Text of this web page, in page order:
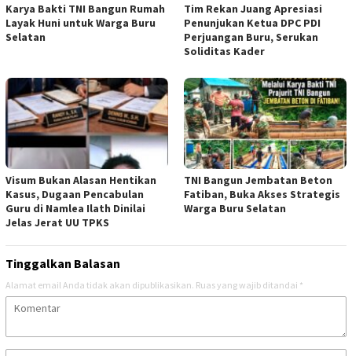
Karya Bakti TNI Bangun Rumah
Layak Huni untuk Warga Buru
Selatan
Tim Rekan Juang Apresiasi
Penunjukan Ketua DPC PDI
Perjuangan Buru, Serukan
Soliditas Kader
Visum Bukan Alasan Hentikan
Kasus, Dugaan Pencabulan
Guru di Namlea Ilath Dinilai
Jelas Jerat UU TPKS
TNI Bangun Jembatan Beton
Fatiban, Buka Akses Strategis
Warga Buru Selatan
Tinggalkan Balasan
Alamat email Anda tidak akan dipublikasikan. Ruas yang wajib ditandai *